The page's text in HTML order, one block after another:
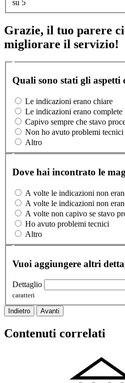
su 5
Grazie, il tuo parere
migliorare il servizio!
Quali sono stati gli aspetti
Le indicazioni erano chiare
Le indicazioni erano complete
Capivo sempre che stavo
Non ho avuto problemi tecnici
Altro
Dove hai incontrato le
A volte le indicazioni non
A volte le indicazioni non
A volte non capivo se stavo
Ho avuto problemi tecnici
Altro
Vuoi aggiungere altri
Dettaglio
caratteri
Indietro Avanti
Contenuti correlati